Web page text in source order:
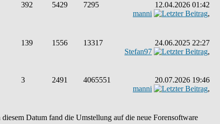
392 5429 7295
12.04.2026 01:42
manni
,
139 1556 13317
24.06.2025 22:27
Stefan97
,
3 2491 4065551
20.07.2026 19:46
manni
,
Datum fand die Umstellung auf die neue Forensoftware